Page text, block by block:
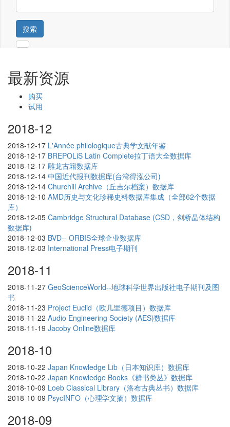
搜索
最新资源
购买
试用
2018-12
2018-12-17 L'Année philologique古典学文献年鉴
2018-12-17 BREPOLiS Latin Complete拉丁语大全数据库
2018-12-17 雕龙古籍数据库
2018-12-14 中国近代报刊数据库(台湾得泓公司)
2018-12-14 Churchill Archive（丘吉尔档案）数据库
2018-12-10 AMD历史与文化珍稀史料数据库集成（全部62个数据
库）
2018-12-05 Cambridge Structural Database (CSD，剑桥晶体结构
数据库)
2018-12-03 BVD-- ORBIS全球企业数据库
2018-12-03 International Press电子期刊
2018-11
2018-11-27 GeoScienceWorld--地球科学世界出版社电子期刊及图
书
2018-11-23 Project Euclid（欧几里德项目）数据库
2018-11-22 Audio Engineering Society (AES)数据库
2018-11-19 Jacoby Online数据库
2018-10
2018-10-22 Japan Knowledge Lib（日本知识库）数据库
2018-10-22 Japan Knowledge Books《群书类丛》数据库
2018-10-09 Loeb Classical Library（洛布古典丛书）数据库
2018-10-09 PsycINFO（心理学文摘）数据库
2018-09